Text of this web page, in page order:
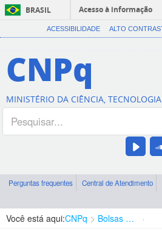
BRASIL
Acesso à informação
ACESSIBILIDADE ALTO
CNPq
MINISTÉRIO DA CIÊNCIA,
Perguntas frequentes Central de Atendimento
Você está aqui:CNPq Bolsas e Auxílios Vigentes